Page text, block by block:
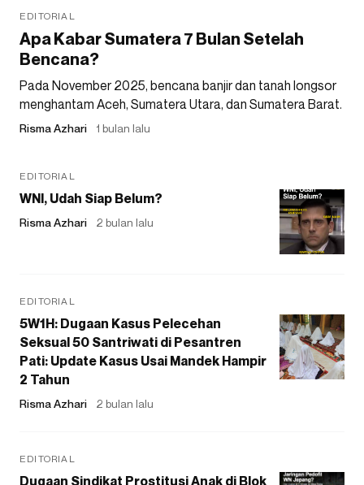
EDITORIAL
Apa Kabar Sumatera 7 Bulan Setelah
Bencana?
Pada November 2025, bencana banjir dan tanah longsor
menghantam Aceh, Sumatera Utara, dan Sumatera Barat.
Risma Azhari 1 bulan lalu
EDITORIAL
WNI, Udah Siap Belum?
Risma Azhari 2 bulan lalu
EDITORIAL
5W1H: Dugaan Kasus Pelecehan
Seksual 50 Santriwati di Pesantren
Pati: Update Kasus Usai Mandek Hampir
2 Tahun
Risma Azhari 2 bulan lalu
EDITORIAL
Dugaan Sindikat Prostitusi Anak di Blok